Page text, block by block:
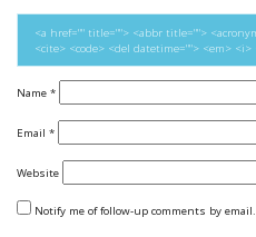
<a href="" title=""> <abbr title="">
<cite> <code> <del datetime=""> <em>
Name *
Email *
Website
Notify me of follow-up comments by email.